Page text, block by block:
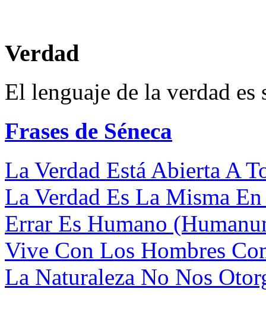
Verdad
El lenguaje de la verdad es
Frases de Séneca
La Verdad Está Abierta A
La Verdad Es La Misma En
Errar Es Humano
Vive Con Los Hombres
La Naturaleza No Nos